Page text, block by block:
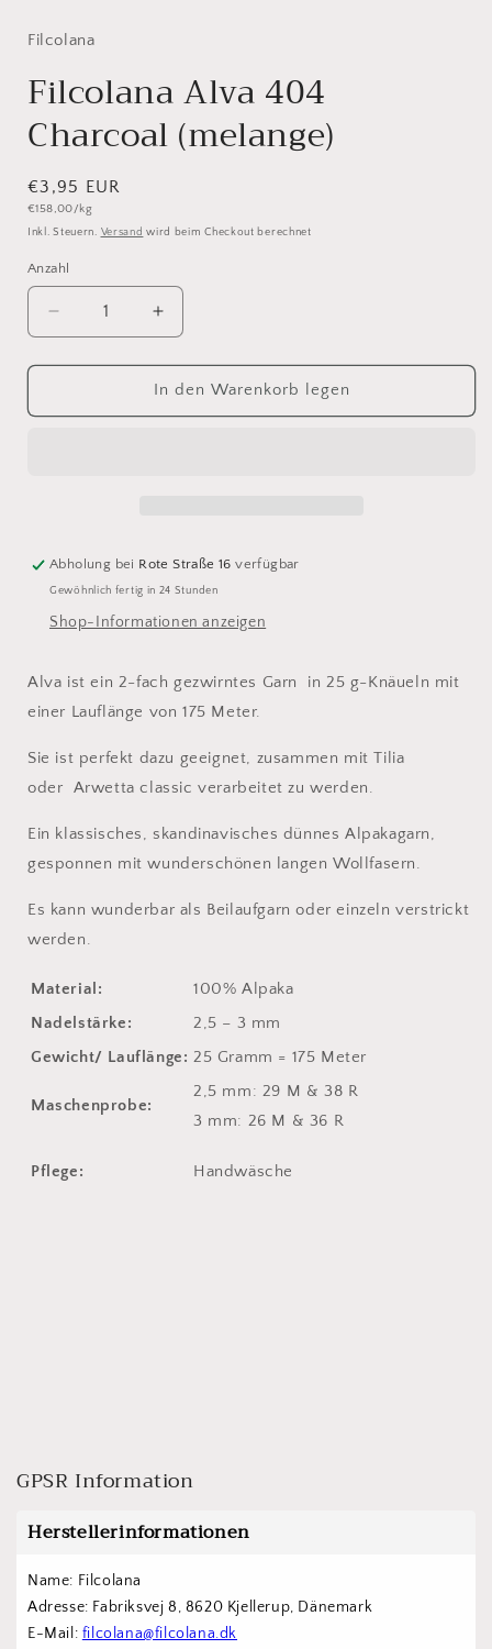
Modal
Filcolana
Filcolana Alva 404
Charcoal (melange)
Normaler
Preis
€3,95 EUR
Grundpreis
€158,00/kg
Inkl. Steuern. Versand wird beim Checkout berechnet
Anzahl
Anzahl
Verringere
die
Menge
Filcolana
Erhöhe
die
Menge
für
Filcolana
In den Warenkorb legen
Abholung bei Rote Straße 16 verfügbar
Gewöhnlich fertig in 24 Stunden
Shop-Informationen anzeigen
Alva ist ein 2-fach gezwirntes Garn in25 g-Knäueln mit
einer Lauflänge von 175 Meter.
Sie ist perfekt dazu geeignet, zusammen mit Tilia
oder Arwetta classic verarbeitet zu werden.
Ein klassisches, skandinavisches dünnes Alpakagarn,
gesponnen mit wunderschönen langen Wollfasern.
Es kann wunderbar als Beilaufgarn oder einzeln verstrickt
werden.
Material:
100% Alpaka
Nadelstärke:
2,5 – 3 mm
Gewicht/ Lauflänge: 25 Gramm = 175 Meter
Maschenprobe:
2,5 mm: 29 M & 38 R
3 mm: 26 M & 36 R
Pflege: Handwäsche
GPSR Information
Herstellerinformationen
Name: Filcolana
Adresse: Fabriksvej 8, 8620 Kjellerup, Dänemark
E-Mail: filcolana@filcolana.dk